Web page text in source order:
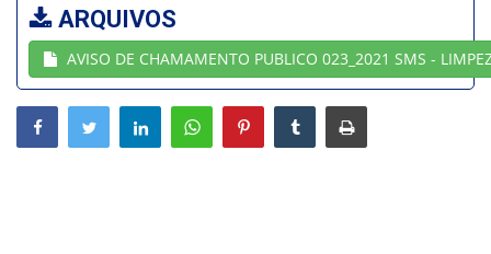
Webmail
Contato
ARQUIVOS
AVISO DE CHAMAMENTO PUBLICO 023_2021 SMS -